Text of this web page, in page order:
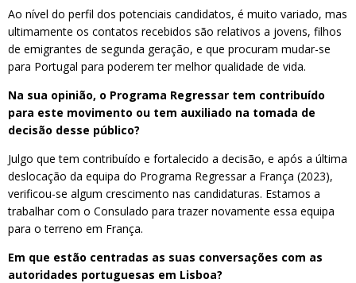
Ao nível do perfil dos potenciais candidatos, é muito variado, mas
ultimamente os contatos recebidos são relativos a jovens, filhos
de emigrantes de segunda geração, e que procuram mudar-se
para Portugal para poderem ter melhor qualidade de vida.
Na sua opinião, o Programa Regressar tem contribuído
para este movimento ou tem auxiliado na tomada de
decisão desse público?
Julgo que tem contribuído e fortalecido a decisão, e após a última
deslocação da equipa do Programa Regressar a França (2023),
verificou-se algum crescimento nas candidaturas. Estamos a
trabalhar com o Consulado para trazer novamente essa equipa
para o terreno em França.
Em que estão centradas as suas conversações com as
autoridades portuguesas em Lisboa?